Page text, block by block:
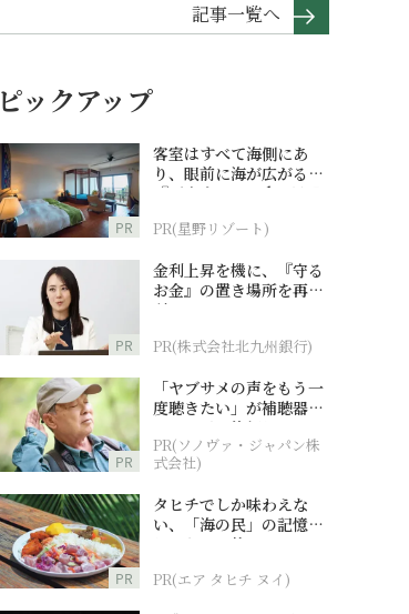
記事一覧へ
ピックアップ
PR
客室はすべて海側にあ
り、眼前に海が広がる
『西表島ホテル by 星野
PR(星野リゾート)
PR
金利上昇を機に、『守る
お金』の置き場所を再検
討
PR(株式会社北九州銀行)
PR
「ヤブサメの声をもう一
度聴きたい」が補聴器チ
ャレンジの後押しに
PR(ソノヴァ・ジャパン株
式会社)
PR
タヒチでしか味わえな
い、「海の民」の記憶へ
とつながる旅
PR(エア タヒチ ヌイ)